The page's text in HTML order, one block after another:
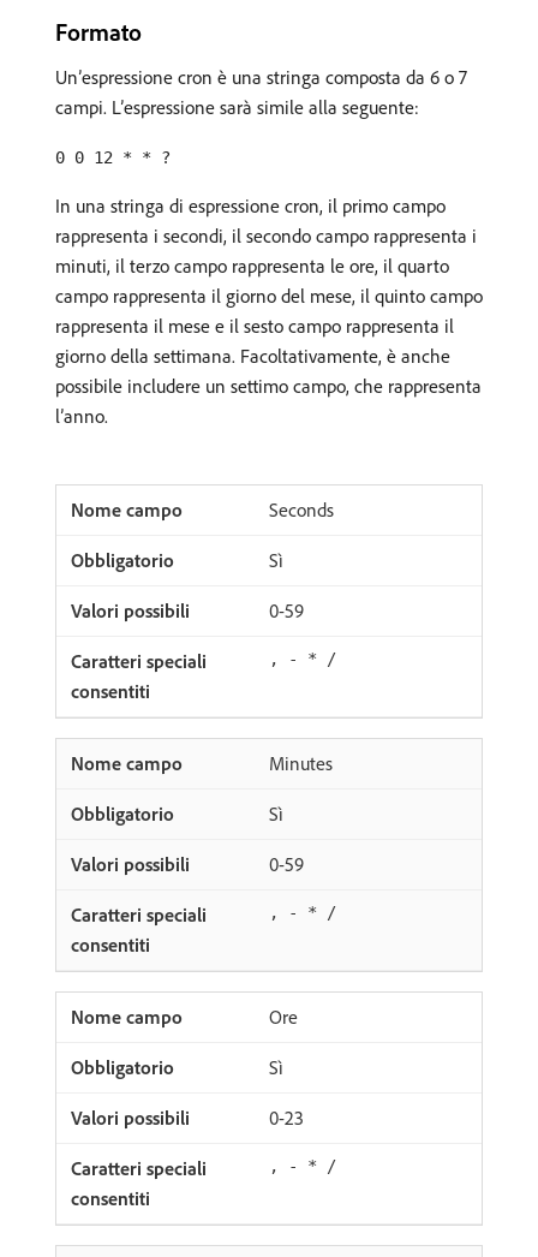
Formato
Un’espressione cron è una stringa composta da 6 o 7
campi. L’espressione sarà simile alla seguente:
0 0 12 * * ?
In una stringa di espressione cron, il primo campo
rappresenta i secondi, il secondo campo rappresenta i
minuti, il terzo campo rappresenta le ore, il quarto
campo rappresenta il giorno del mese, il quinto campo
rappresenta il mese e il sesto campo rappresenta il
giorno della settimana. Facoltativamente, è anche
possibile includere un settimo campo, che rappresenta
l’anno.
Seconds
Sì
0-59
, - * /
Minutes
Sì
0-59
, - * /
Ore
Sì
0-23
, - * /